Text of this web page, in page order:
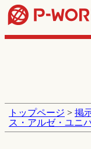
トップページ > 掲
ス・アルゼ・ユニ